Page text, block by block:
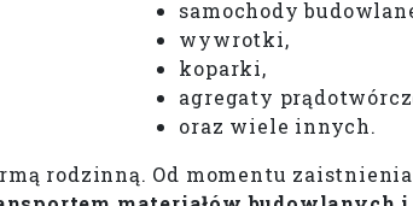
samochody
wywrotki,
koparki,
agregaty
oraz wiele innych.
rodzinną. Od momentu